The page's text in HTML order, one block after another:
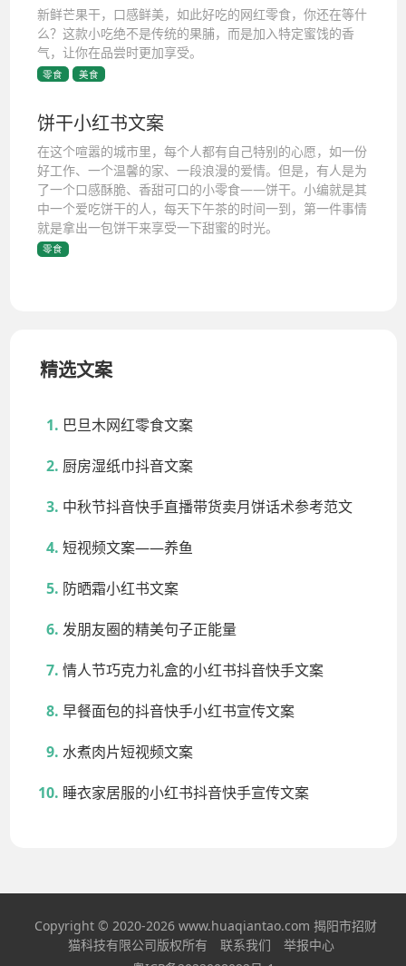
新鲜芒果干，口感鲜美，如此好吃的网红零食，你还在等什
么？这款小吃绝不是传统的果脯，而是加入特定蜜饯的香
气，让你在品尝时更加享受。
零食 美食
饼干小红书文案
在这个喧嚣的城市里，每个人都有自己特别的心愿，如一份
好工作、一个温馨的家、一段浪漫的爱情。但是，有人是为
了一个口感酥脆、香甜可口的小零食——饼干。小编就是其
中一个爱吃饼干的人，每天下午茶的时间一到，第一件事情
就是拿出一包饼干来享受一下甜蜜的时光。
零食
精选文案
巴旦木网红零食文案
厨房湿纸巾抖音文案
中秋节抖音快手直播带货卖月饼话术参考范文
短视频文案——养鱼
防晒霜小红书文案
发朋友圈的精美句子正能量
情人节巧克力礼盒的小红书抖音快手文案
早餐面包的抖音快手小红书宣传文案
水煮肉片短视频文案
睡衣家居服的小红书抖音快手宣传文案
Copyright © 2020-2026 www.huaqiantao.com 揭阳市招财
猫科技有限公司版权所有
联系我们
举报中心